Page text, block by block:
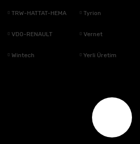
TRW-HATTAT-HEMA Tyrion
VDO-RENAULT Vernet
Wintech Yerli Üretim